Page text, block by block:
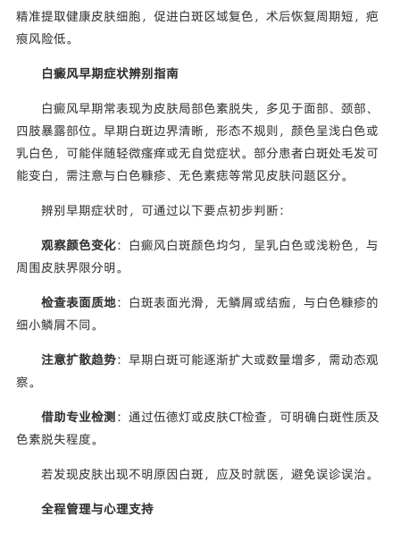
精准提取健康皮肤细胞，促进白斑区域复色，术后恢复周期短，疤
痕风险低。
白癜风早期症状辨别指南
白癜风早期常表现为皮肤局部色素脱失，多见于面部、颈部、
四肢暴露部位。早期白斑边界清晰，形态不规则，颜色呈浅白色或
乳白色，可能伴随轻微瘙痒或无自觉症状。部分患者白斑处毛发可
能变白，需注意与白色糠疹、无色素痣等常见皮肤问题区分。
辨别早期症状时，可通过以下要点初步判断：
观察颜色变化：白癜风白斑颜色均匀，呈乳白色或浅粉色，与
周围皮肤界限分明。
检查表面质地：白斑表面光滑，无鳞屑或结痂，与白色糠疹的
细小鳞屑不同。
注意扩散趋势：早期白斑可能逐渐扩大或数量增多，需动态观
察。
借助专业检测：通过伍德灯或皮肤CT检查，可明确白斑性质及
色素脱失程度。
若发现皮肤出现不明原因白斑，应及时就医，避免误诊误治。
全程管理与心理支持